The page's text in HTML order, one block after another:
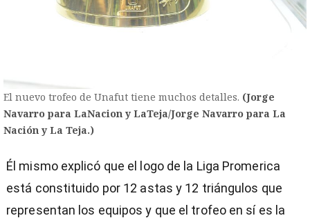
El nuevo trofeo de Unafut tiene muchos detalles. (Jorge
Navarro para LaNacion y LaTeja/Jorge Navarro para La
Nación y La Teja.)
Él mismo explicó que el logo de la Liga Promerica
está constituido por 12 astas y 12 triángulos que
representan los equipos y que el trofeo en sí es la